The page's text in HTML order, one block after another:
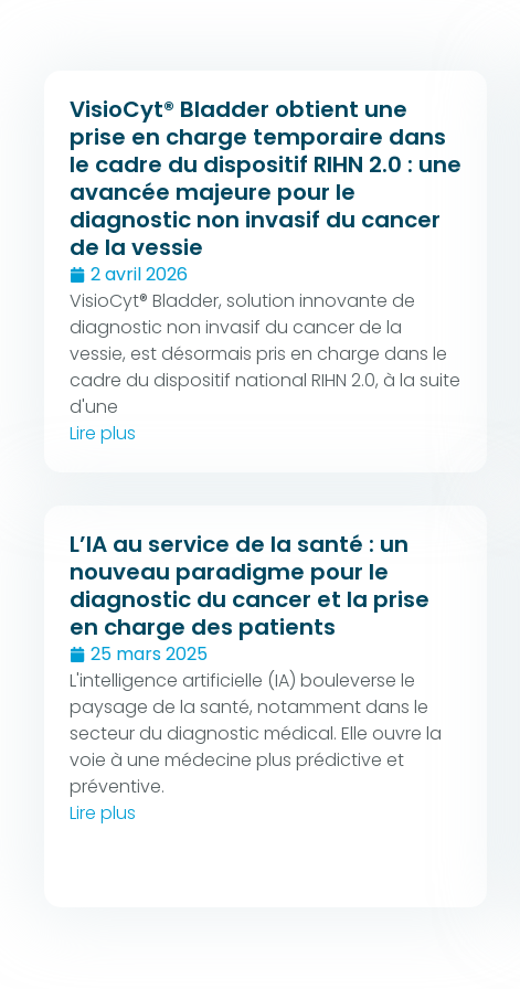
VisioCyt® Bladder obtient une
prise en charge temporaire dans
le cadre du dispositif RIHN 2.0 : une
avancée majeure pour le
diagnostic non invasif du cancer
de la vessie
2 avril 2026
VisioCyt® Bladder, solution innovante de
diagnostic non invasif du cancer de la
vessie, est désormais pris en charge dans le
cadre du dispositif national RIHN 2.0, à la suite
d'une
Lire plus
L’IA au service de la santé : un
nouveau paradigme pour le
diagnostic du cancer et la prise
en charge des patients
25 mars 2025
L'intelligence artificielle (IA) bouleverse le
paysage de la santé, notamment dans le
secteur du diagnostic médical. Elle ouvre la
voie à une médecine plus prédictive et
préventive.
Lire plus